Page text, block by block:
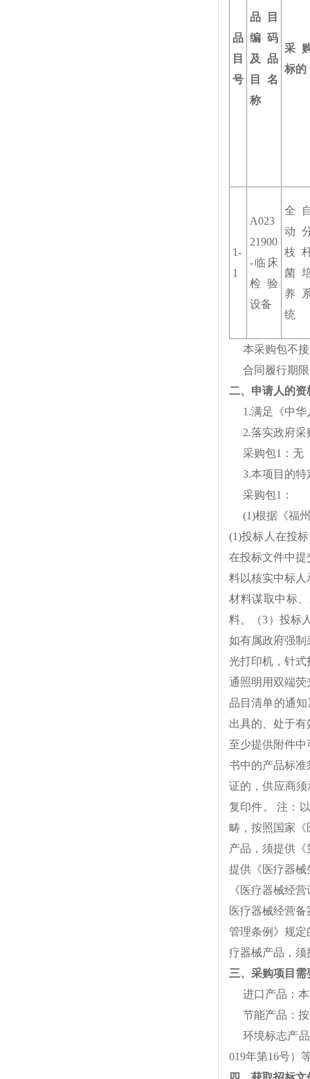
品
目
号
品目
编码
及品
目名
称
采
标的
1-
1
A023
21900
-临床
检验
设备
全
动
枝
菌
养
统
本采购包不
合同履行期
二、申请人的资
1.满足《中华
2.落实政府采
采购包1 ：无
3.本项目的特
采购包1 ：
(1)根据《福
(1)投标人在投
在投标文件中
料以核实中标
材料谋取中标
料。（3）投标
如有属政府强
光打印机，针
通照明用双端
品目清单的通知
出具的、处于
至少提供附件
书中的产品标
证的，供应商
复印件。
注：
畴，按照国家
产品，须提供
提供《医疗器
《医疗器械经
医疗器械经营
管理条例》规
疗器械产品，
三、采购项目
进口产品：
节能产品：
环境标志产
019年第16号）